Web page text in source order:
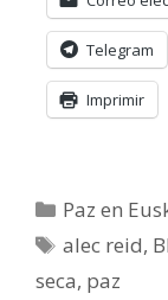
Telegram
Imprimir
Categorías
Paz en
Etiquetas
alec reid,
seca, paz